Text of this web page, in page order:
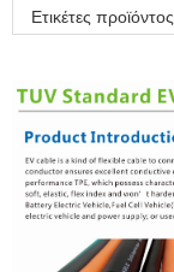
Ετικέτες προϊόντος